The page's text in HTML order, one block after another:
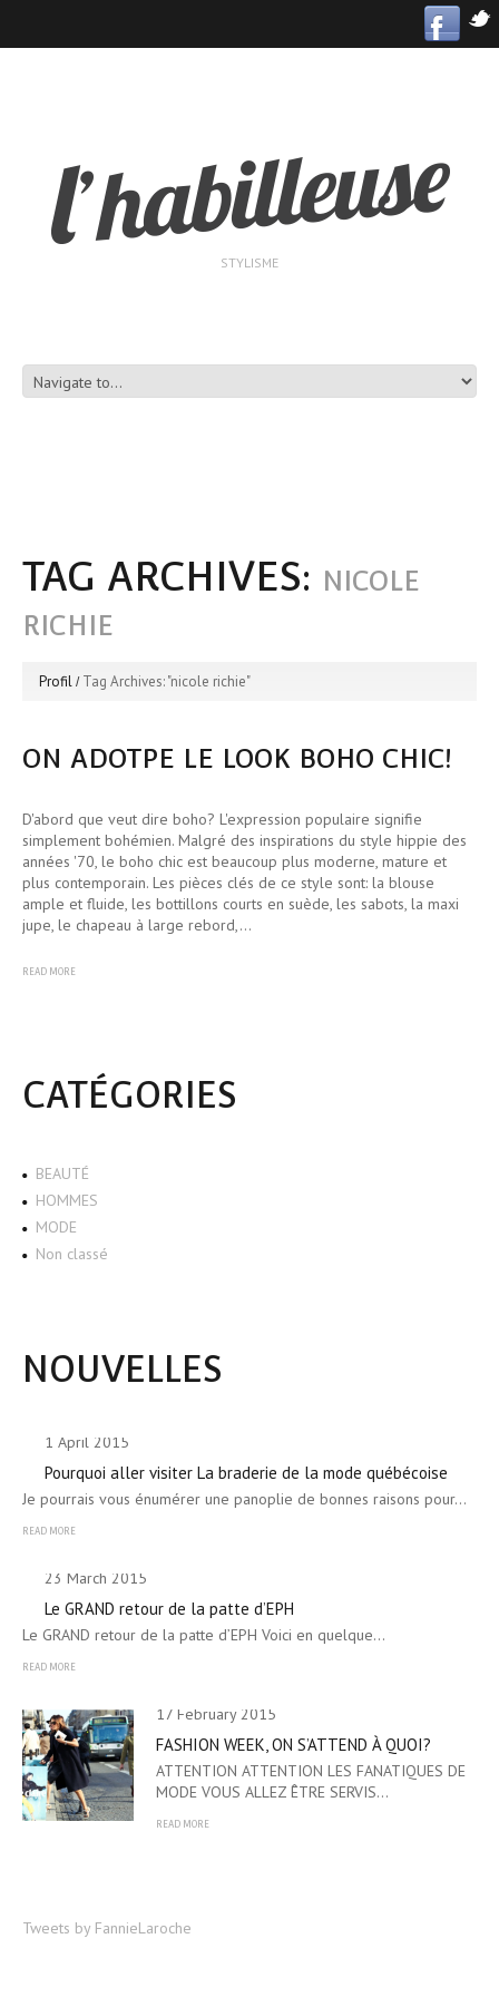
STYLISME
TAG ARCHIVES: NICOLE
RICHIE
Profil Tag Archives: "nicole richie"
ON ADOTPE LE LOOK BOHO CHIC!
D'abord que veut dire boho? L'expression populaire signifie
simplement bohémien. Malgré des inspirations du style hippie des
années '70, le boho chic est beaucoup plus moderne, mature et
plus contemporain. Les pièces clés de ce style sont: la blouse
ample et fluide, les bottillons courts en suède, les sabots, la maxi
jupe, le chapeau à large rebord,…
READ MORE
CATÉGORIES
BEAUTÉ
HOMMES
MODE
Non classé
NOUVELLES
1 April 2015
Pourquoi aller visiter La braderie de la mode québécoise
Je pourrais vous énumérer une panoplie de bonnes raisons pour…
READ MORE
23 March 2015
Le GRAND retour de la patte d’EPH
Le GRAND retour de la patte d’EPH Voici en quelque…
READ MORE
17 February 2015
FASHION WEEK, ON S’ATTEND À QUOI?
ATTENTION ATTENTION LES FANATIQUES DE
MODE VOUS ALLEZ ÊTRE SERVIS…
READ MORE
Tweets by FannieLaroche